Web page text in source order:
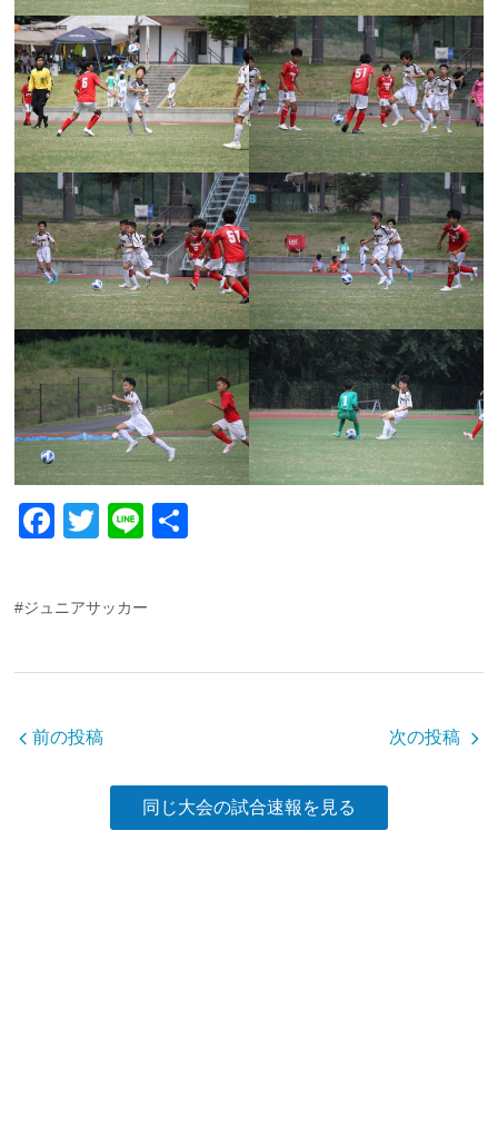
F
c
e
b
o
T
er
Li
#ジュニアサッカー
前の投稿 次の投稿
同じ大会の試合速報を見る